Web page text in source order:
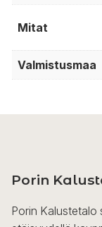
Mitat
Valmistusmaa
Porin
Porin Kalustetalo